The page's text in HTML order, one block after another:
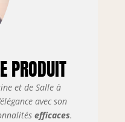
cet ensemble
table à manger
prêt à
pour une
famille.
: la
PRODUIT
et de Salle à
avec son
efficaces.